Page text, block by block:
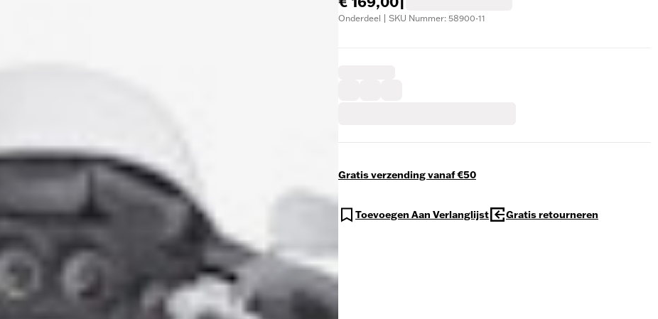
Onderdeel | SKU Nummer: 58900-11
Gratis verzending vanaf €50
Toevoegen Aan Verlanglijst Gratis retourneren